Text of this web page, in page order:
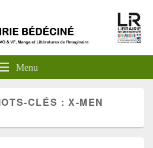
Menu
CLÉS :X-MEN